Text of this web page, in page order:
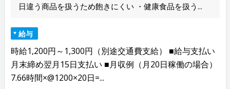
日違う商品を扱うため飽きにくい ・健康食品を扱う...
給与
時給1,200円～1,300円（別途交通費支給） ■給与支払い
月末締め翌月15日支払い ■月収例（月20日稼働の場合）
7.66時間×@1200×20日=...